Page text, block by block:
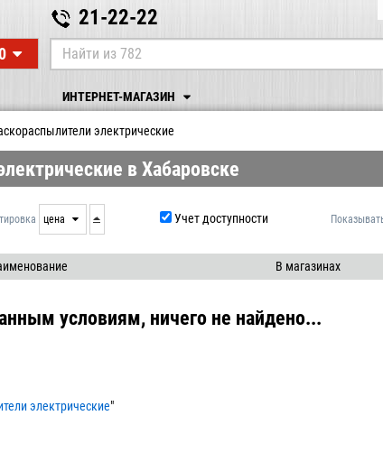
21-22-22
ИНТЕРНЕТ-МАГАЗИН
электрические
в Хабаровске
цена
выдачи
цена
Учет доступности
В магазинах
условиям, ничего не найдено...
электрические"